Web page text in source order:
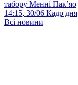
табору Менні Пак’яо
14:15, 30/06 Кадр дня
Всі новини